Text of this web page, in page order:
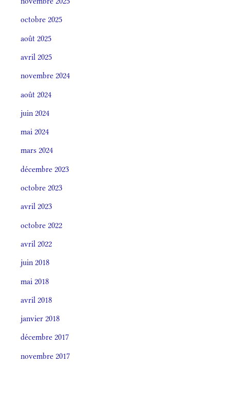
octobre 2025
août 2025
avril 2025
novembre 2024
août 2024
juin 2024
mai 2024
mars 2024
décembre 2023
octobre 2023
avril 2023
octobre 2022
avril 2022
juin 2018
mai 2018
avril 2018
janvier 2018
décembre 2017
novembre 2017